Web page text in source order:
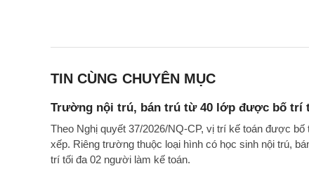
TIN CÙNG CHUYÊN MỤC
Trường nội trú, bán trú từ 40 lớp được bố trí
Theo Nghị quyết 37/2026/NQ-CP, vị trí kế toán được
xếp. Riêng trường thuộc loại hình có học sinh nội trú,
trí tối đa 02 người làm kế toán.